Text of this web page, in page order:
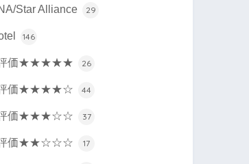
Star Alliance 29
146
評価★★★★★ 26
評価★★★★☆ 44
評価★★★☆☆ 37
評価★★☆☆☆ 17